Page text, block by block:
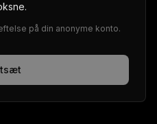
på din anonyme konto.